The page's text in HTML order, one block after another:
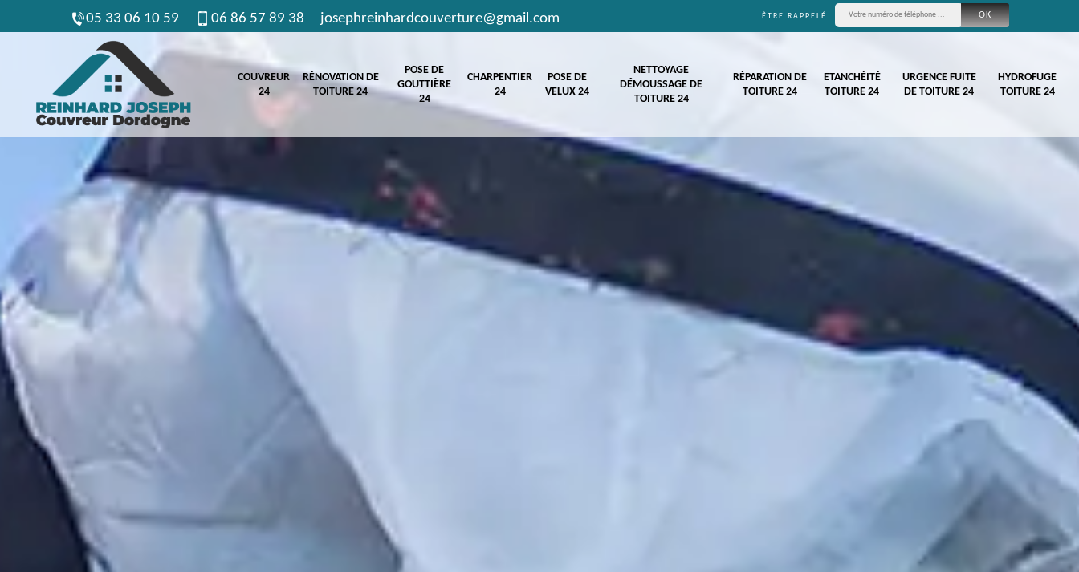
05 33 06 10 59 06 86 57 89 38 josephreinhardcouverture@gmail.com ÊTRE RAPPELÉ
COUVREUR
24
RÉNOVATION DE
TOITURE 24
POSE DE
GOUTTIÈRE
24
CHARPENTIER
24
POSE DE
VELUX 24
NETTOYAGE
DÉMOUSSAGE DE
TOITURE 24
RÉPARATION DE
TOITURE 24
ETANCHÉITÉ
TOITURE 24
URGENCE FUITE
DE TOITURE 24
HYDROFUGE
TOITURE 24